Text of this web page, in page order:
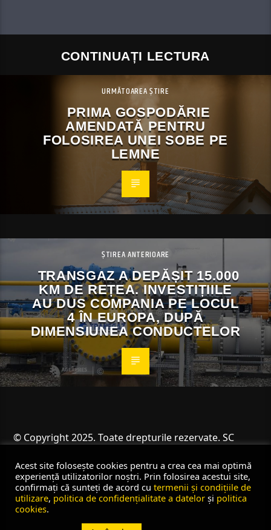
CONTINUAȚI LECTURA
URMĂTOAREA ȘTIRE
PRIMA GOSPODĂRIE
AMENDATĂ PENTRU
FOLOSIREA UNEI SOBE PE
LEMNE
ȘTIREA ANTERIOARE
TRANSGAZ A DEPĂȘIT 15.000
KM DE REȚEA. INVESTIȚIILE
AU DUS COMPANIA PE LOCUL
4 ÎN EUROPA, DUPĂ
DIMENSIUNEA CONDUCTELOR
© Copyright 2025. Toate drepturile rezervate. SC
Acest site folosește cookies pentru a crea cea mai optimă
experiență utilizatorilor noștri. Prin folosirea acestui site,
confirmați că sunteți de acord cu termenii și condițiile de
utilizare, politica de confidențialitate a datelor și politica
cookies.